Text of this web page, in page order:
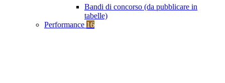
Bandi di concorso (da pubblicare in
tabelle)
Performance 16